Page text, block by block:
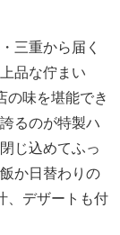
三重から届く
品な佇まい
の味を堪能でき
るのが特製ハ
じ込めてふっ
か日替わりの
、デザートも付